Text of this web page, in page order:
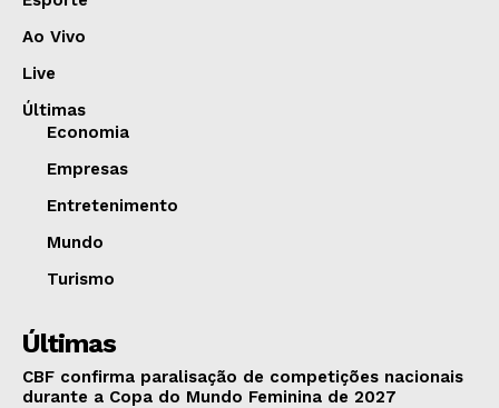
Ao Vivo
Live
Últimas
Economia
Empresas
Entretenimento
Mundo
Turismo
Últimas
CBF confirma paralisação de competições nacionais
durante a Copa do Mundo Feminina de 2027